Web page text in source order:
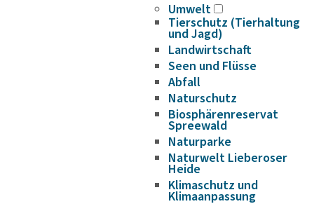
Umwelt
Tierschutz (Tierhaltung
und Jagd)
Landwirtschaft
Seen und Flüsse
Abfall
Naturschutz
Biosphärenreservat
Spreewald
Naturparke
Naturwelt Lieberoser
Heide
Klimaschutz und
Klimaanpassung